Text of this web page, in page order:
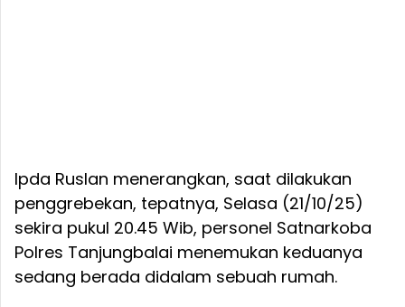
Ipda Ruslan menerangkan, saat dilakukan
penggrebekan, tepatnya, Selasa (21/10/25)
sekira pukul 20.45 Wib, personel Satnarkoba
Polres Tanjungbalai menemukan keduanya
sedang berada didalam sebuah rumah.